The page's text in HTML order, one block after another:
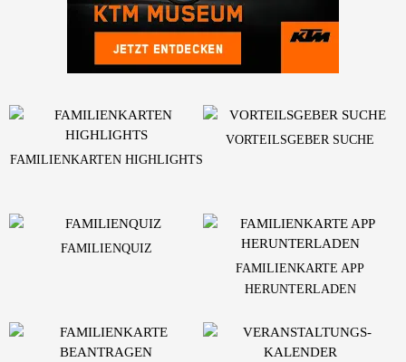
FAMILIENKARTEN HIGHLIGHTS
VORTEILSGEBER SUCHE
FAMILIENQUIZ
FAMILIENKARTE APP
HERUNTERLADEN